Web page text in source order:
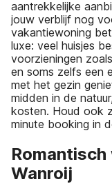
aantrekkelijke
jouw verblijf nog
vakantiewoning
luxe: veel huisjes
voorzieningen
en soms zelfs een
met het gezin
midden in de
kosten. Houd ook
minute booking in
Wanroij